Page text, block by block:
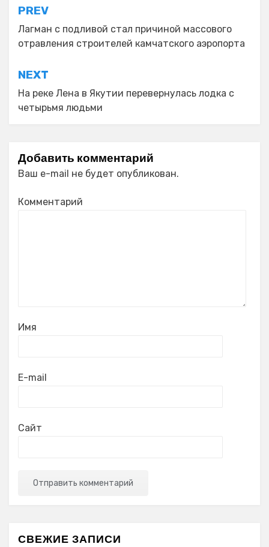
Навигация
по
записям
PREV
Лагман с подливой стал причиной массового
отравления строителей камчатского аэропорта
NEXT
На реке Лена в Якутии перевернулась лодка с
четырьмя людьми
Добавить комментарий
Ваш e-mail не будет опубликован.
Комментарий
Имя
E-mail
Сайт
СВЕЖИЕ ЗАПИСИ